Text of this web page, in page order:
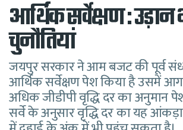
आर्थिक सर्वेक्षण :
चुनौतियां
जयपुर सरकार ने आम बजट की पूर्व
आर्थिक सर्वेक्षण पेश किया है उसमें
अधिक जीडीपी वृद्धि दर का अनुमान
सर्वे के अनुसार वृद्धि दर का यह